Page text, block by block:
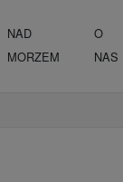
NAD
MORZEM
O
NAS